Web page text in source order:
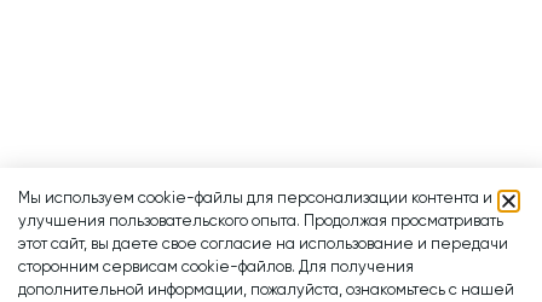
Мы используем cookie-файлы для персонализации контента и
улучшения пользовательского опыта. Продолжая просматривать
этот сайт, вы даете свое согласие на использование и передачи
сторонним сервисам cookie-файлов. Для получения
дополнительной информации, пожалуйста, ознакомьтесь с нашей